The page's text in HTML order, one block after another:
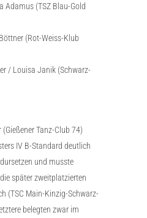
Adamus (TSZ Blau-Gold
(Rot-Weiss-Klub
/ Louisa Janik (Schwarz-
Tanz-Club 74)
IV B-Standard deutlich
und musste
später zweitplatzierten
(TSC Main-Kinzig-Schwarz-
belegten zwar im